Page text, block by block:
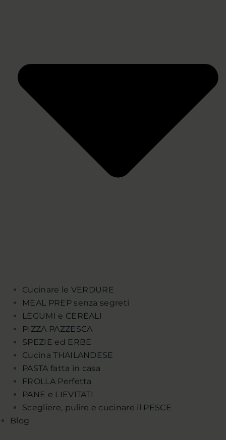
Cucinare le VERDURE
MEAL PREP senza segreti
LEGUMI e CEREALI
PIZZA PAZZESCA
SPEZIE ed ERBE
Cucina THAILANDESE
PASTA fatta in casa
FROLLA Perfetta
PANE e LIEVITATI
Scegliere, pulire e cucinare il PESCE
Blog